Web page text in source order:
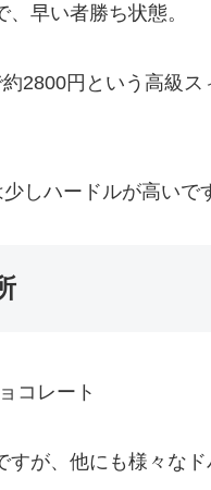
早い者勝ち状態。
2800円という高級ス
しハードルが高いで
が、他にも様々な